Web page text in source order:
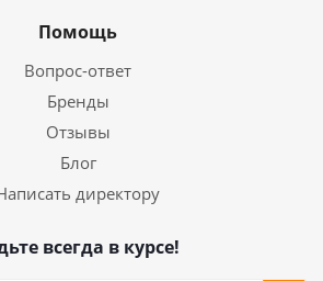
Помощь
Вопрос-ответ
Бренды
Отзывы
Блог
директору
всегда в курсе!